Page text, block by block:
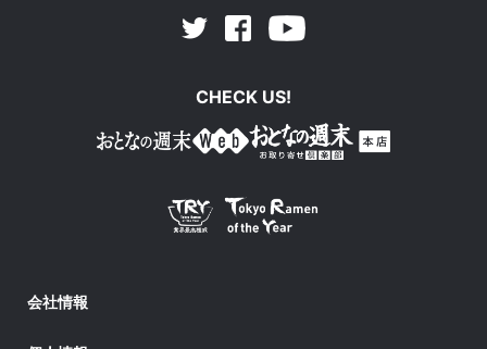
Twitter Facebook
CHECK US!
会社情報